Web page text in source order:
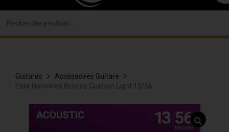
Guitares
Accessoires Guitare
Elixir Nanoweb Bronze Custom Light 13/56